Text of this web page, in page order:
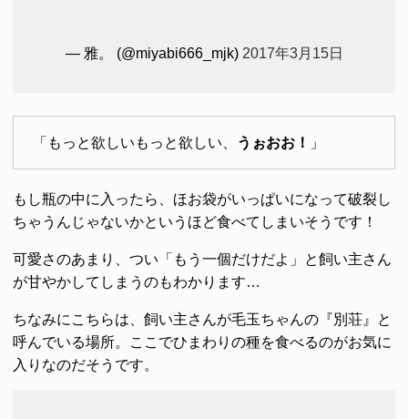
— 雅。 (@miyabi666_mjk) 2017年3月15日
「もっと欲しいもっと欲しい、 うぉおお！ 」
もし瓶の中に入ったら、ほお袋がいっぱいになって破裂し
ちゃうんじゃないかというほど食べてしまいそうです！
可愛さのあまり、つい「もう一個だけだよ」と飼い主さん
が甘やかしてしまうのもわかります…
ちなみにこちらは、飼い主さんが毛玉ちゃんの『別荘』と
呼んでいる場所。ここでひまわりの種を食べるのがお気に
入りなのだそうです。